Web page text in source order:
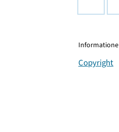
Copyright